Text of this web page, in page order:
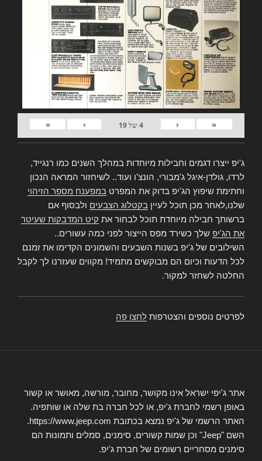
«
‹
4של19
›
»
ג'יפ ייצרו דגמים וחבילות מיוחדות במהלך השנים כמו רנגייד,
לרדו, גולדן-איגל ג'מבורי, הונצ'ו ועוד.. לשיחזור המראה הנכון
וחתימת שיפוץ הג'יפ בדוק את המפרט במפענח מספר הזיהוי
שלנו,לאחר מכן תוכל לעיין בקטלוג הצבעים ולבסוף אם
ברשותך חבילה מיוחדת תוכל לבחור את קיט המדבקות שעיטר
את הג'יפ שלך כשירד מפס הייצור לפני כמה עשורים..
השילובים של ג'יפ בשנות השבעים והשמונים הקדימו את זמנם
לכל הדעות וכיום הם מבוקשים מתמיד! מקווים שעזרנו לך לקבל
החלטה לשחזר למקור.
לפרטים נוספים והצטרפות לחצו פה
אתר ג'יפי ישראל אינו מקושר, מחובר, מורשה, מאושר או קשור
באופן רשמי לחברת ג'יפ, או לכל חברה בת שלה או שותפיה.
האתר הרשמי של ג'יפ נמצא בכתובת https://www.jeep.com.
השם "Jeep" וכן שמות קשורים, סימנים, סמלים ותמונות הם
סימנים מסחריים רשומים של חברת ג'יפ.